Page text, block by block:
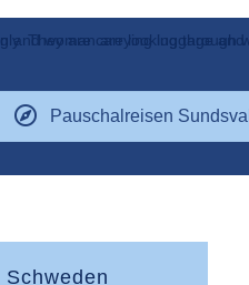
Pauschalreisen Sundsvall
Schweden